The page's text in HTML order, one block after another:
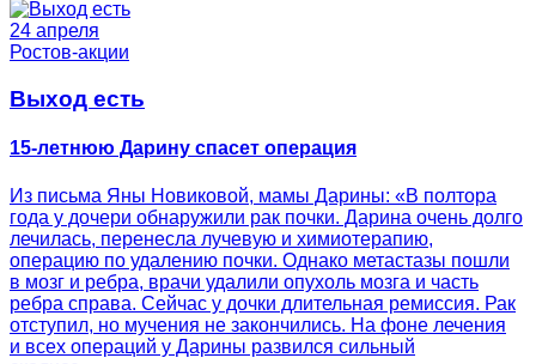
24 апреля
Ростов-акции
Выход есть
15-летнюю Дарину спасет операция
Из письма Яны Новиковой, мамы Дарины: «В полтора
года у дочери обнаружили рак почки. Дарина очень долго
лечилась, перенесла лучевую и химиотерапию,
операцию по удалению почки. Однако метастазы пошли
в мозг и ребра, врачи удалили опухоль мозга и часть
ребра справа. Сейчас у дочки длительная ремиссия. Рак
отступил, но мучения не закончились. На фоне лечения
и всех операций у Дарины развился сильный